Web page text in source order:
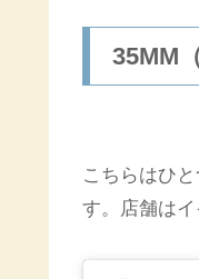
35MM
こちらはひ
す。店舗は